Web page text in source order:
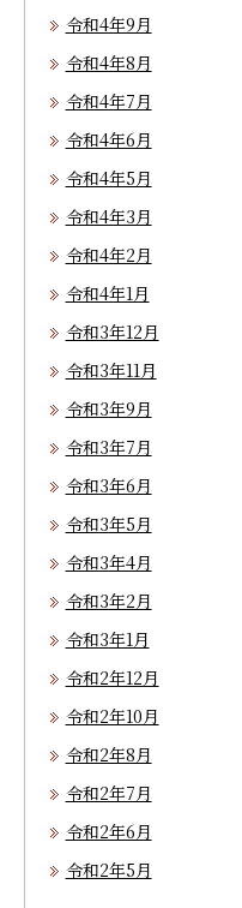
令和4年9月
令和4年8月
令和4年7月
令和4年6月
令和4年5月
令和4年3月
令和4年2月
令和4年1月
令和3年12月
令和3年11月
令和3年9月
令和3年7月
令和3年6月
令和3年5月
令和3年4月
令和3年2月
令和3年1月
令和2年12月
令和2年10月
令和2年8月
令和2年7月
令和2年6月
令和2年5月